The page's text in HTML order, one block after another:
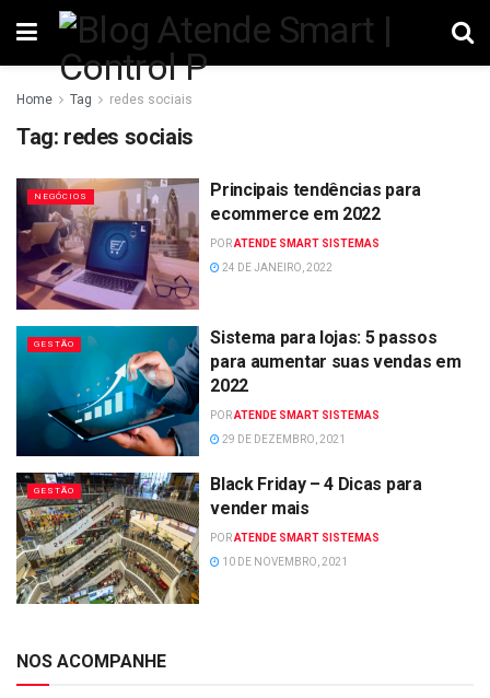
Home Tag redes sociais
Tag: redes sociais
NEGÓCIOS
Principais tendências para
ecommerce em 2022
PORATENDE SMART SISTEMAS
24 DE JANEIRO, 2022
GESTÃO
Sistema para lojas: 5 passos
para aumentar suas vendas em
2022
PORATENDE SMART SISTEMAS
29 DE DEZEMBRO, 2021
GESTÃO
Black Friday – 4 Dicas para
vender mais
PORATENDE SMART SISTEMAS
10 DE NOVEMBRO, 2021
NOS ACOMPANHE